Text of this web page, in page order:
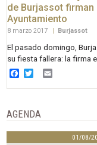
de Burjassot firman
Ayuntamiento
8 marzo 2017 | Burjassot
El pasado domingo,
su fiesta fallera: la firma
Facebook
Twitter
AGENDA
01/08/